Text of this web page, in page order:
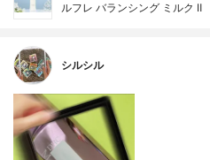
ルフレ バランシング ミルク Ⅱ
シルシル